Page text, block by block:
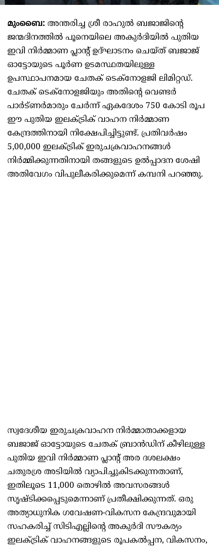
മുംബൈ: അന്തരിച്ച ശ്രീ രാഹുൽ ബജാജിന്റെ
ജന്മദിനത്തിൽ പൂനെയിലെ അകുർദിയിൽ പുതിയ
ഇവി നിർമ്മാണ പ്ലാന്റ് ഉദ്ഘാടനം ചെയ്ത് ബജാജ്
ഓട്ടോയുടെ പൂർണ ഉടമസ്ഥതയിലുള്ള
ഉപസ്ഥാപനമായ ചേതക് ടെക്നോളജി ലിമിറ്റഡ്.
ചേതക് ടെക്നോളജിയും അതിന്റെ വെണ്ടർ
പാർട്ണർമാരും ചേർന്ന് ഏകദേശം 750 കോടി രൂപ
ഈ പുതിയ ഇലക്ട്രിക് വാഹന നിർമ്മാണ
കേന്ദ്രത്തിനായി നിക്ഷേപിച്ചിട്ടുണ്ട്. പ്രതിവർഷം
5,00,000 ഇലക്ട്രിക് ഇരുചക്രവാഹനങ്ങൾ
നിർമ്മിക്കുന്നതിനായി തങ്ങളുടെ ഉൽപ്പാദന ശേഷി
അതിവേഗം വിപുലീകരിക്കുമെന്ന് കമ്പനി പറഞ്ഞു.
സ്വദേശീയ ഇരുചക്രവാഹന നിർമ്മാതാക്കളായ
ബജാജ് ഓട്ടോയുടെ ചേതക് ബ്രാൻഡിന് കീഴിലുള്ള
പുതിയ ഇവി നിർമ്മാണ പ്ലാന്റ് അര ദശലക്ഷം
ചതുരശ്ര അടിയിൽ വ്യാപിച്ചുകിടക്കുന്നതാണ്,
ഇതിലൂടെ 11,000 തൊഴിൽ അവസരങ്ങൾ
സൃഷ്ടിക്കപ്പെടുമെന്നാണ് പ്രതീക്ഷിക്കുന്നത്. ഒരു
അത്യാധുനിക ഗവേഷണ-വികസന കേന്ദ്രവുമായി
സഹകരിച്ച് സിടിഎല്ലിന്റെ അകുർദി സൗകര്യം
ഇലക്ട്രിക് വാഹനങ്ങളുടെ രൂപകൽപ്പന, വികസനം,